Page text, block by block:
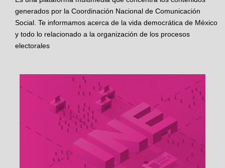
generados por la Coordinación Nacional de Comunicación
Social. Te informamos acerca de la vida democrática de México
y todo lo relacionado a la organización de los procesos
electorales